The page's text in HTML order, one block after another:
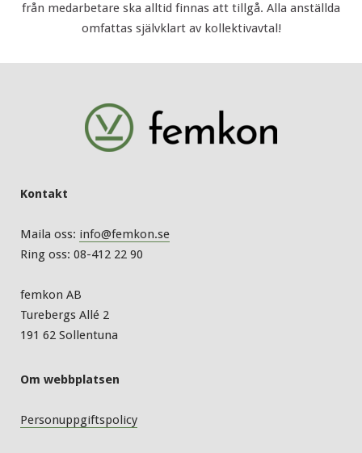
från medarbetare ska alltid finnas att tillgå. Alla anställda
omfattas självklart av kollektivavtal!
Kontakt
Maila oss: info@femkon.se
Ring oss: 08-412 22 90
femkon AB
Turebergs Allé 2
191 62 Sollentuna
Om webbplatsen
Personuppgiftspolicy